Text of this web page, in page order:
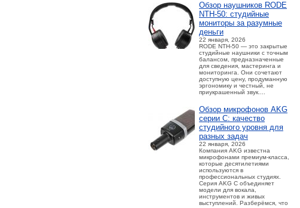
Обзор наушников RODE
NTH-50: студийные
мониторы за разумные
деньги
22 января, 2026
RODE NTH-50 — это закрытые
студийные наушники с точным
балансом, предназначенные
для сведения, мастеринга и
мониторинга. Они сочетают
доступную цену, продуманную
эргономику и честный, не
приукрашенный звук....
Обзор микрофонов AKG
серии C: качество
студийного уровня для
разных задач
22 января, 2026
Компания AKG известна
микрофонами премиум-класса,
которые десятилетиями
используются в
профессиональных студиях.
Серия AKG C объединяет
модели для вокала,
инструментов и живых
выступлений. Разберёмся, что